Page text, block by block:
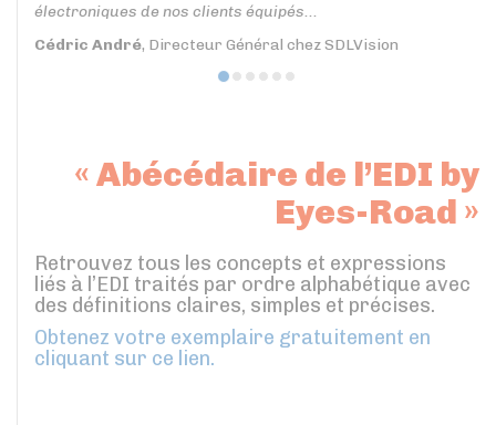
électroniques de nos clients équipés...
Cédric André, Directeur Général chez SDLVision
« Abécédaire de l’EDI by
Eyes-Road »
Retrouvez tous les concepts et expressions
liés à l’EDI traités par ordre alphabétique avec
des définitions claires, simples et précises.
Obtenez votre exemplaire gratuitement en
cliquant sur ce lien.